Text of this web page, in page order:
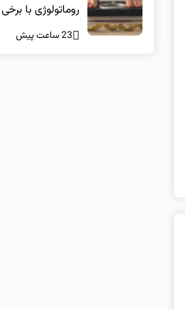
روماتولوژی با
23 ساعت پیش